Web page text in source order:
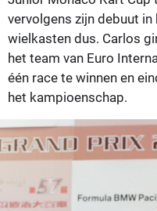
vervolgens zijn debuut in
wielkasten dus. Carlos
het team van Euro
één race te winnen en
het kampioenschap.